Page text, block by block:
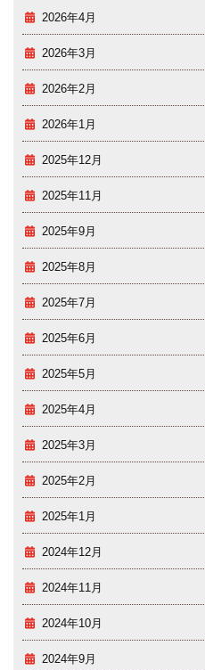
2026年4月
2026年3月
2026年2月
2026年1月
2025年12月
2025年11月
2025年9月
2025年8月
2025年7月
2025年6月
2025年5月
2025年4月
2025年3月
2025年2月
2025年1月
2024年12月
2024年11月
2024年10月
2024年9月